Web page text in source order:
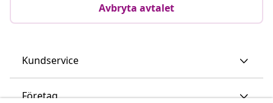
Avbryta avtalet
Kundservice
Företag